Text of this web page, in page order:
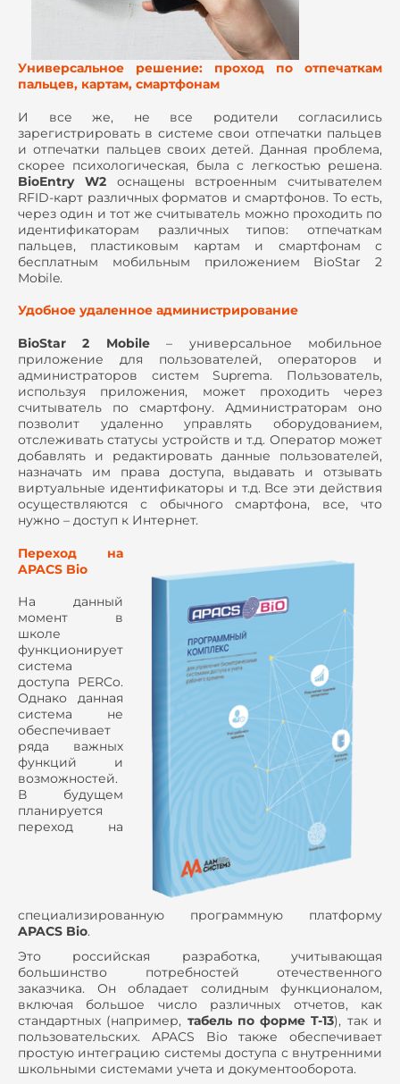
Универсальное решение: проход по отпечаткам
пальцев, картам, смартфонам
И все же, не все родители согласились
зарегистрировать в системе свои отпечатки пальцев
и отпечатки пальцев своих детей. Данная проблема,
скорее психологическая, была с легкостью решена.
BioEntry W2оснащены встроенным считывателем
RFID-карт различных форматов и смартфонов. То есть,
через один и тот же считыватель можно проходить по
идентификаторам различных типов: отпечаткам
пальцев, пластиковым картам и смартфонам с
бесплатным мобильным приложением BioStar 2
Mobile.
Удобное удаленное администрирование
BioStar 2 Mobile– универсальное мобильное
приложение для пользователей, операторов и
администраторов систем Suprema. Пользователь,
используя приложения, может проходить через
считыватель по смартфону. Администраторам оно
позволит удаленно управлять оборудованием,
отслеживать статусы устройств и т.д. Оператор может
добавлять и редактировать данные пользователей,
назначать им права доступа, выдавать и отзывать
виртуальные идентификаторы и т.д. Все эти действия
осуществляются с обычного смартфона, все, что
нужно – доступ к Интернет.
Переход на
APACS Bio
На данный
момент в
школе
функционирует
система
доступа PERCo.
Однако данная
система не
обеспечивает
ряда важных
функций и
возможностей.
В будущем
планируется
переход на
специализированную программную платформу
APACS Bio.
Это российская разработка, учитывающая
большинство потребностей отечественного
заказчика. Он обладает солидным функционалом,
включая большое число различных отчетов, как
стандартных (например, табель по форме T-13), так и
пользовательских. APACS Bio также обеспечивает
простую интеграцию системы доступа с внутренними
школьными системами учета и документооборота.